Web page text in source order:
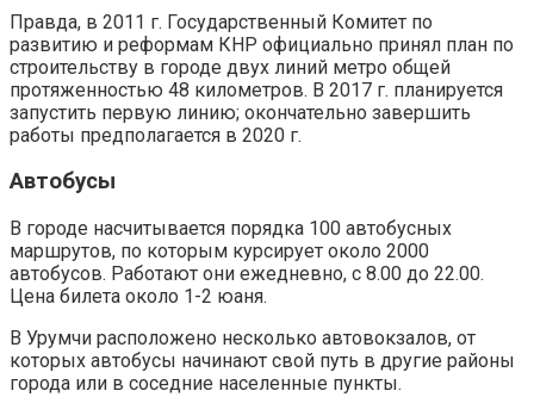
Правда, в 2011 г. Государственный Комитет по
развитию и реформам КНР официально принял план по
строительству в городе двух линий метро общей
протяженностью 48 километров. В 2017 г. планируется
запустить первую линию; окончательно завершить
работы предполагается в 2020 г.
Автобусы
В городе насчитывается порядка 100 автобусных
маршрутов, по которым курсирует около 2000
автобусов. Работают они ежедневно, с 8.00 до 22.00.
Цена билета около 1-2 юаня.
В Урумчи расположено несколько автовокзалов, от
которых автобусы начинают свой путь в другие районы
города или в соседние населенные пункты.